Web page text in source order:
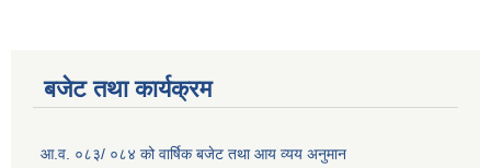
बजेट तथा कार्यक्रम
आ.व. ०८३/ ०८४ को वार्षिक बजेट तथा आय व्यय अनुमान